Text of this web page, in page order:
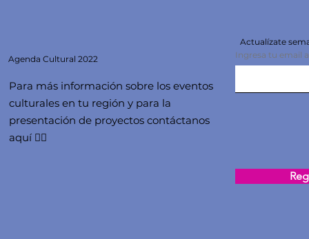
Agenda Cultural 2022
Para más información sobre los eventos
culturales en tu región y para la
presentación de proyectos contáctanos
aquí 👇🏻
Actualízate
Ingresa tu email